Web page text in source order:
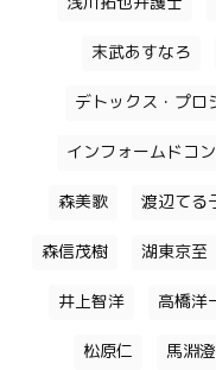
末武あすなろ
デトックス・プロ
インフォームドコ
森美歌 渡辺てる
森信茂樹 湖東京至
井上智洋 高橋洋
松原仁 馬淵